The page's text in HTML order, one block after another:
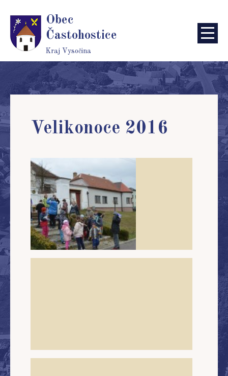
Obec
Častohostice
Kraj Vysočina
Velikonoce 2016